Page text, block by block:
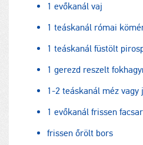
1 evőkanál vaj
1 teáskanál római
1 teáskanál füstölt
1 gerezd reszelt
1-2 teáskanál méz vagy
1 evőkanál frissen
frissen őrölt bors